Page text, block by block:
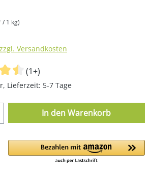
/ 1 kg)
Versandkosten
(1+)
Lieferzeit: 5-7 Tage
Gib den gewünschten
In den Warenkorb